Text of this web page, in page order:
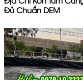
Đủ Chuẩn DEM